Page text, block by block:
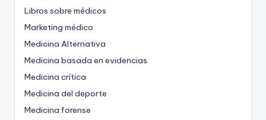
Libros sobre médicos
Marketing médico
Medicina Alternativa
Medicina basada en evidencias
Medicina crítica
Medicina del deporte
Medicina forense